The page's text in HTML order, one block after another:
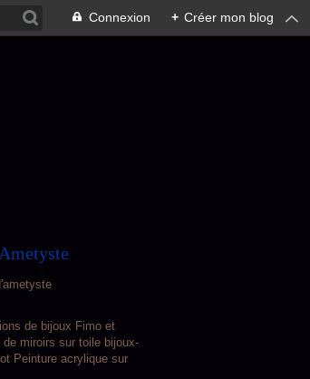
Connexion + Créer mon blog
de bijoux Fimo et
miroirs sur toile bijoux-
Peinture acrylique sur